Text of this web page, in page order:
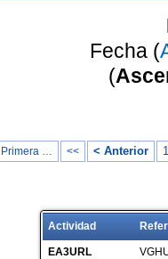
Fecha (
(
| Primera … << < Anterior
Actividad
EA3URL